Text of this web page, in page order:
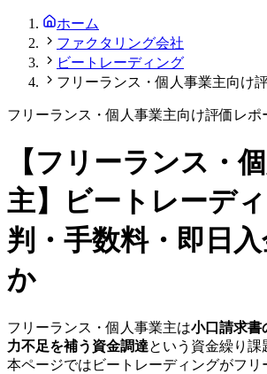
ホーム
ファクタリング会社
ビートレーディング
フリーランス・個人事業主向け
フリーランス・個人事業主向け評価レポ
【フリーランス・
主】 ビートレーデ
判・手数料・即日
か
フリーランス・個人事業主は小口請求書
力不足を補う資金調達という資金繰り課
本ページでは ビートレーディングがフリ